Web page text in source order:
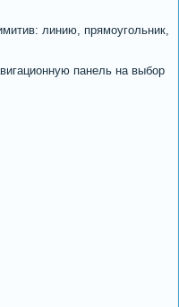
линию, прямоугольник,
панель на выбор